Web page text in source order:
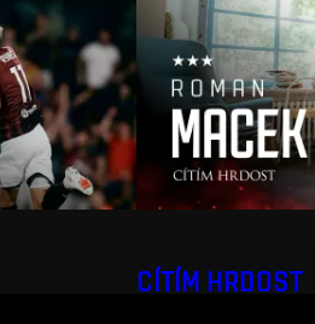
CÍTÍM HRDOST